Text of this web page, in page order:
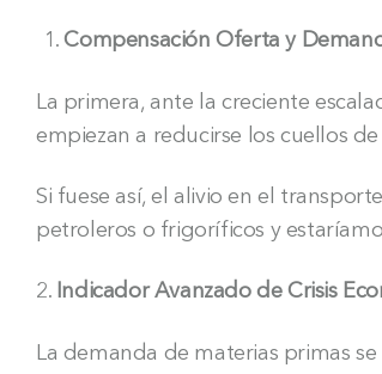
Compensación Oferta y
La primera, ante la creciente
empiezan a reducirse los cuellos
Si fuese así, el alivio en el
petroleros o frigoríficos y
2. Indicador Avanzado de Crisis
La demanda de materias primas